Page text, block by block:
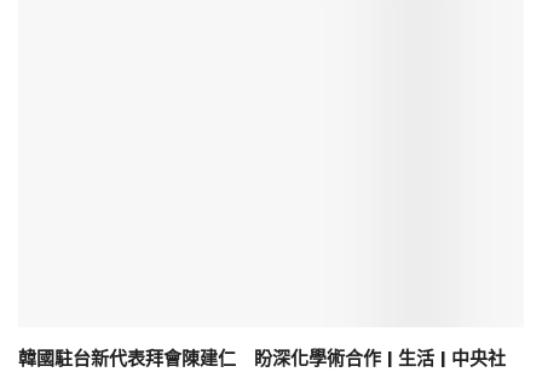
韓國駐台新代表拜會陳建仁 盼深化學術合作 | 生活 | 中央社